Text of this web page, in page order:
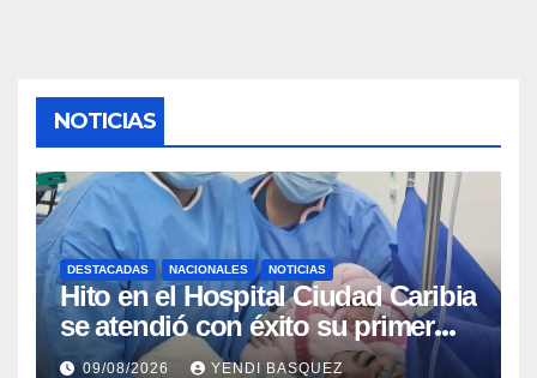
NOTICIAS
DESTACADAS NACIONALES NOTICIAS
Hito en el Hospital Ciudad Caribia
se atendió con éxito su primer
parto gemelar
09/08/2026 YENDI BASQUEZ